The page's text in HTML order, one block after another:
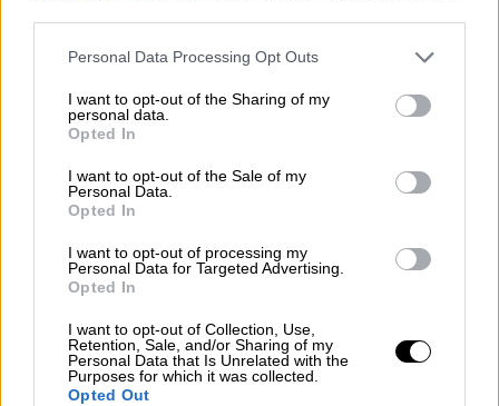
Please note that this website/app uses one or more Google
not limited to your visit or usage behaviour. You may click to
grant or deny consent to Google and its third-party tags to
use your data for below specified purposes in below Google
consent section.
Personal Data Processing Opt Outs
I want to opt-out of the Sharing of my
personal data.
Opted In
I want to opt-out of the Sale of my
Personal Data.
Opted In
I want to opt-out of processing my
Personal Data for Targeted Advertising.
Opted In
I want to opt-out of Collection, Use,
Retention, Sale, and/or Sharing of my
Personal Data that Is Unrelated with the
Purposes for which it was collected.
Opted Out
Η 46χρονη έγινε η πρώτη
που βραβεύεται με Όσκαρ. Από τη σκηνή της
τελετής, η Σαλντάνα ευχαρίστησε τους
συναδέλφους της από την ταινία:
«Ευχαριστώ την Ακαδημία που αναγνώρισε
τη σιωπηλή ηρωικότητα και τη δύναμη μιας
γυναίκαςόπως η Ρίτα. Και μιλώντας για
δυνατές γυναίκες, Ζακ, είσαι ένας πολύτιμος
άνθρωπος στη ζωή μου. Σε ευχαριστώ που